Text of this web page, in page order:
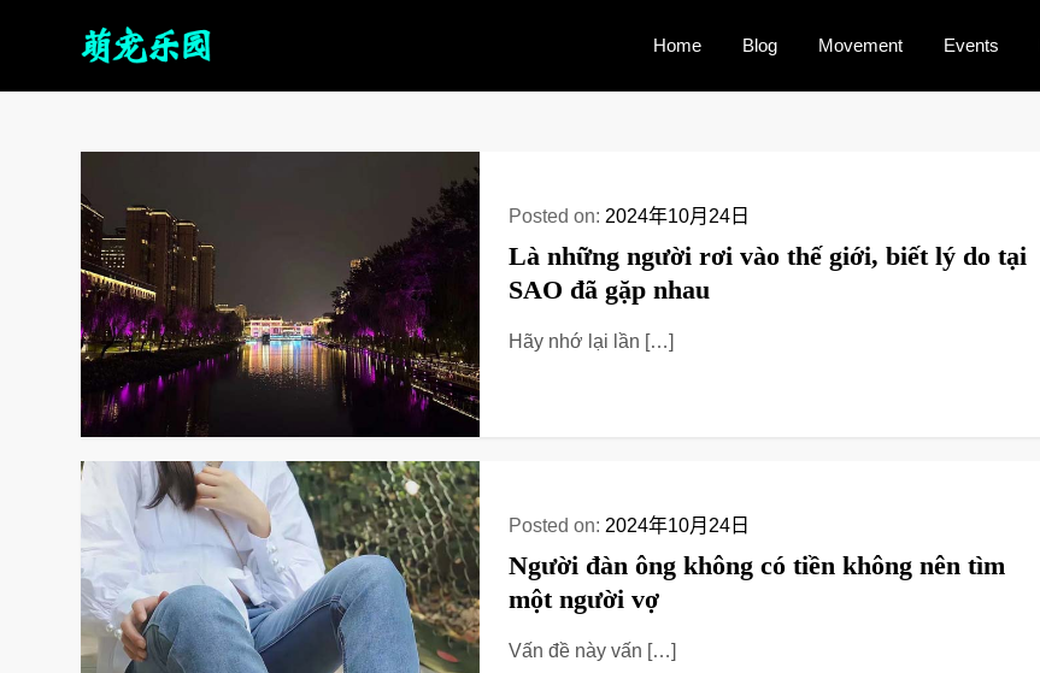
Home Blog Movement Events
Posted on: 2024年10月24日
Là những người rơi vào thế giới, biết lý do tại
SAO đã gặp nhau
Hãy nhớ lại lần […]
Posted on: 2024年10月24日
Người đàn ông không có tiền không nên tìm
một người vợ
Vấn đề này vấn […]